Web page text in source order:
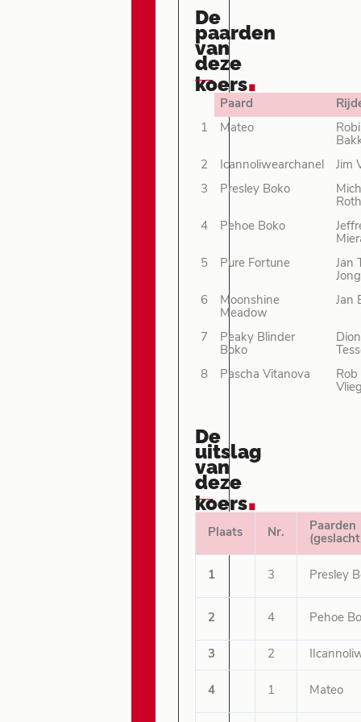
De
paarden
van
deze
koers.
Paard
1
Mateo
2
Icannoliwearchanel
Jim
3
Presley Boko
4
Pehoe Boko
5
Pure Fortune
Jan
Jong
6
Moonshine
Meadow
Jan
7
Peaky Blinder
Boko
Dion
8
Pascha Vitanova
Rob
De
uitslag
van
deze
koers.
Plaats Nr.
Paarden
1 3 Presley
2 4 Pehoe
3 2
4 1 Mateo